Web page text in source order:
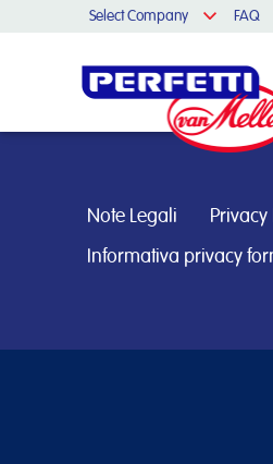
Select Company FAQ
Cerca nel sito
Note Legali Privacy
Informativa privacy